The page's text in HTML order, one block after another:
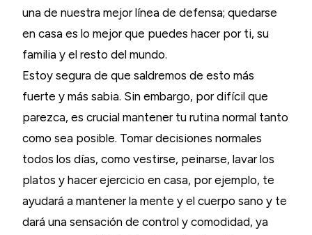
una de nuestra mejor línea de defensa; quedarse
en casa es lo mejor que puedes hacer por ti, su
familia y el resto del mundo.
Estoy segura de que saldremos de esto más
fuerte y más sabia. Sin embargo, por difícil que
parezca, es crucial mantener tu rutina normal tanto
como sea posible. Tomar decisiones normales
todos los días, como vestirse, peinarse, lavar los
platos y hacer ejercicio en casa, por ejemplo, te
ayudará a mantener la mente y el cuerpo sano y te
dará una sensación de control y comodidad, ya